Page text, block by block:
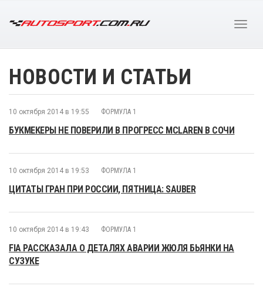
НОВОСТИ И СТАТЬИ
10 октября 2014 в 19:55 ФОРМУЛА 1
БУКМЕКЕРЫ НЕ ПОВЕРИЛИ В ПРОГРЕСС MCLAREN В СОЧИ
10 октября 2014 в 19:53 ФОРМУЛА 1
ЦИТАТЫ ГРАН ПРИ РОССИИ, ПЯТНИЦА: SAUBER
10 октября 2014 в 19:43 ФОРМУЛА 1
FIA РАССКАЗАЛА О ДЕТАЛЯХ АВАРИИ ЖЮЛЯ БЬЯНКИ НА
СУЗУКЕ